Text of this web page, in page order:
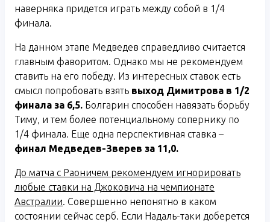
наверняка придется играть между собой в 1/4
финала.
На данном этапе Медведев справедливо считается
главным фаворитом. Однако мы не рекомендуем
ставить на его победу. Из интересных ставок есть
смысл попробовать взять выход Димитрова в 1/2
финала за 6,5. Болгарин способен навязать борьбу
Тиму, и тем более потенциальному сопернику по
1/4 финала. Еще одна перспективная ставка –
финал Медведев-Зверев за 11,0.
До матча с Раоничем рекомендуем игнорировать
любые ставки на Джоковича на чемпионате
Австралии. Совершенно непонятно в каком
состоянии сейчас серб. Если Надаль-таки доберется